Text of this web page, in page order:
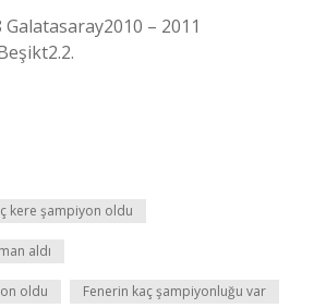
– 2011
kere şampiyon oldu
aldı
oldu Fenerin kaç şampiyonluğu var